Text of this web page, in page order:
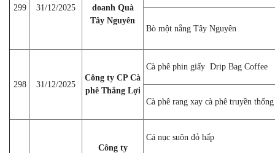
299 31/12/2025
doanh Quà
Tây Nguyên
Bò một nắng Tây Nguyên
298 31/12/2025
Công ty CP Cà
phê Thắng Lợi
Cà phê phin giấy Drip Bag Coffee
Cà phê rang xay cà phê truyền thống
Công ty
Cá nục suôn đỏ hấp